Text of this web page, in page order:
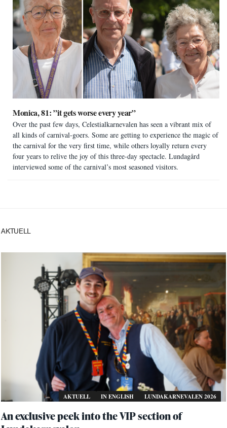
Monica, 81: ”it gets worse every year”
Over the past few days, Celestialkarnevalen has seen a vibrant mix of
all kinds of carnival-goers. Some are getting to experience the magic of
the carnival for the very first time, while others loyally return every
four years to relive the joy of this three-day spectacle. Lundagård
interviewed some of the carnival’s most seasoned visitors.
AKTUELL
AKTUELL IN ENGLISH LUNDAKARNEVALEN 2026
An exclusive peek into the VIP section of